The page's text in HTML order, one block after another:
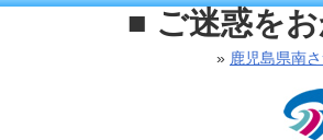
■ ご迷惑を
» 鹿児島県南